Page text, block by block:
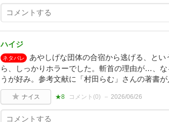
ハイジ
ネタバレ
あやしげな団体の合宿から逃げる、と
ら、しっかりホラーでした。斬首の理由が…、
うが好み。参考文献に「村田らむ」さんの著書が
ナイス ★8 コメント(0) 2026/06/26